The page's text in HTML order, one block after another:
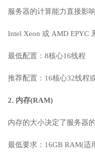
服务器的计算能力直接影
Intel Xeon 或 AMD EPYC
最低配置：8核心16线程
推荐配置：16核心32线程
2. 内存(RAM)
内存的大小决定了服务器
最低要求：16GB RAM(适